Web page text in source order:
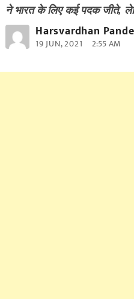
ने भारत के लिए कई पदक जीते,
Harsvardhan
19 JUN, 2021 2:55 AM